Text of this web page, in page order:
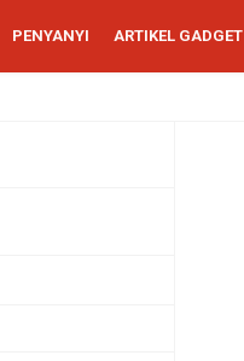
PENYANYI ARTIKEL GADGET